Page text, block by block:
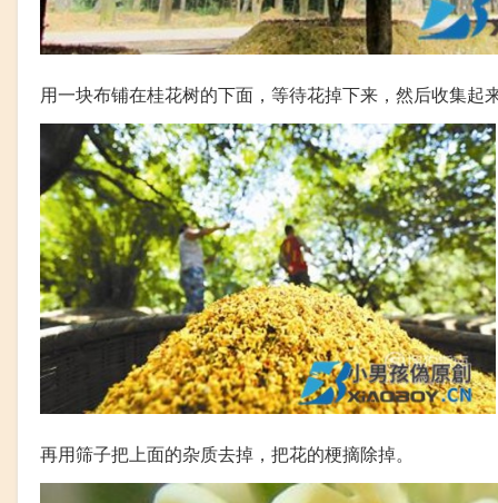
用一块布铺在桂花树的下面，等待花掉下来，然后收集起
再用筛子把上面的杂质去掉，把花的梗摘除掉。